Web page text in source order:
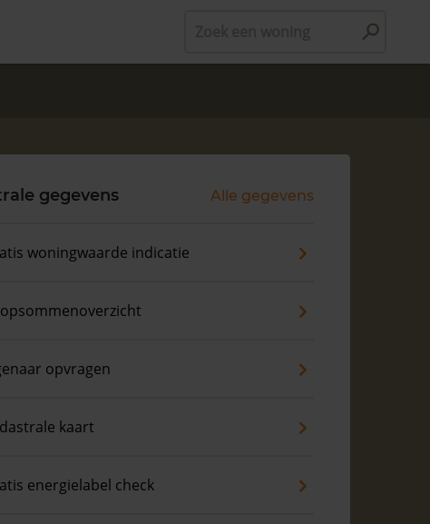
gegevens Alle gegevens
woningwaarde indicatie
opvragen
kaart
energielabel check